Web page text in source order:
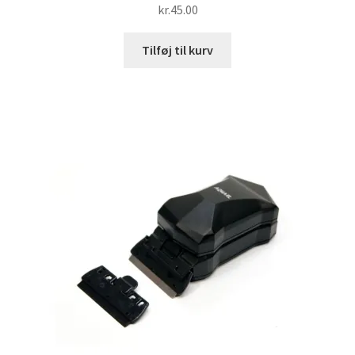
kr.45.00
Tilføj til kurv